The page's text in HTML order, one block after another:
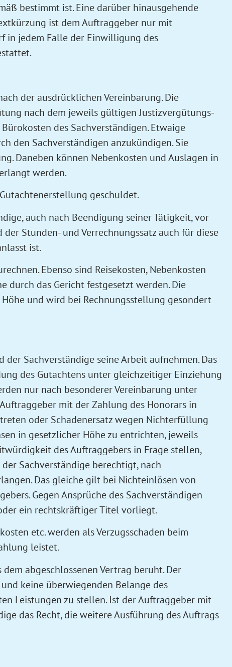
bestimmt ist. Eine darüber hinausgehende
ist dem Auftraggeber nur mit
in jedem Falle der Einwilligung des
der ausdrücklichen Vereinbarung. Die
nach dem jeweils gültigen Justizvergütungs-
des Sachverständigen. Etwaige
den Sachverständigen anzukündigen. Sie
Daneben können Nebenkosten und Auslagen in
werden.
geschuldet.
auch nach Beendigung seiner Tätigkeit, vor
Stunden- und Verrechnungssatz auch für diese
ist.
Ebenso sind Reisekosten, Nebenkosten
durch das Gericht festgesetzt werden. Die
und wird bei Rechnungsstellung gesondert
der Sachverständige seine Arbeit aufnehmen. Das
des Gutachtens unter gleichzeitiger Einziehung
nur nach besonderer Vereinbarung unter
mit der Zahlung des Honorars in
oder Schadenersatz wegen Nichterfüllung
in gesetzlicher Höhe zu entrichten, jeweils
des Auftraggebers in Frage stellen,
Sachverständige berechtigt, nach
Das gleiche gilt bei Nichteinlösen von
Gegen Ansprüche des Sachverständigen
ein rechtskräftiger Titel vorliegt.
etc. werden als Verzugsschaden beim
leistet.
abgeschlossenen Vertrag beruht. Der
keine überwiegenden Belange des
Leistungen zu stellen. Ist der Auftraggeber mit
das Recht, die weitere Ausführung des Auftrags